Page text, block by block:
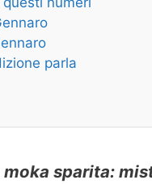
parla
sparita: